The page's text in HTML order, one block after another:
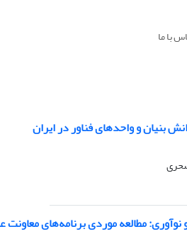
با ما
بنیان و واحدهای فناور در ایران
مطالعه موردی برنامه‌های